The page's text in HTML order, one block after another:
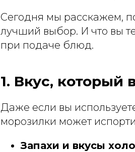
Сегодня мы расскажем,
лучший выбор. И что вы
при подаче блюд.
1. Вкус, который
Даже если вы
морозилки может
Запахи и вкусы